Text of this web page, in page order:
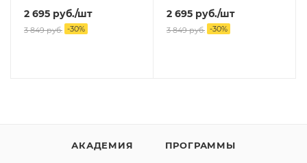
2 695 руб./шт
3 849руб. -30%
2 695 руб./шт
3 849руб. -30%
АКАДЕМИЯ ПРОГРАММЫ